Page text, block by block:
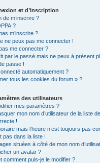
et d’inscription
de m’inscrire ?
?
m’inscrire ?
ne peux pas me connecter !
me connecter ?
par le passé mais ne peux à présent
passe !
automatiquement ?
tous les cookies du forum » ?
des utilisateurs
mes paramètres ?
mon nom d’utilisateur de la liste
!
mais l’heure n’est toujours pas
pas dans la liste !
situées à côté de mon nom
un avatar ?
comment puis-je le modifier ?